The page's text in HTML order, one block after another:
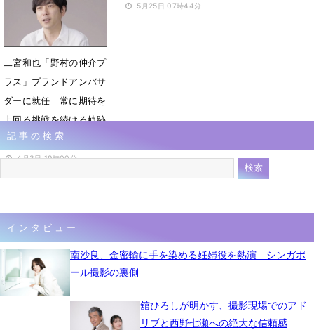
6月3日 11時35分 5月25日 07時44分
二宮和也「野村の仲介プ
ラス」ブランドアンバサ
ダーに就任 常に期待を
上回る挑戦を続ける軌跡
に共鳴
4月3日 19時00分
記事の検索
インタビュー
南沙良、金密輸に手を染める妊婦役を熱演 シンガポ
ール撮影の裏側
舘ひろしが明かす、撮影現場でのアド
リブと西野七瀬への絶大な信頼感